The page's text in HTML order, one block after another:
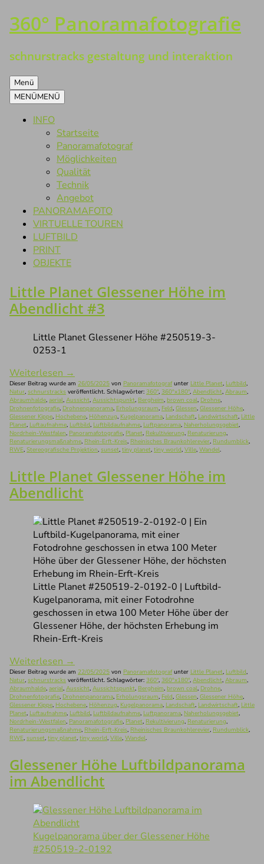
Zum
Inhalt
360° Panoramafotografie
schnurstracks gestaltung und interaktion
Menü
MENÜMENÜ
INFO
Startseite
Panoramafotograf
Möglichkeiten
Qualität
Technik
Angebot
PANORAMAFOTO
VIRTUELLE TOUREN
LUFTBILD
PRINT
OBJEKTE
Little Planet Glessener Höhe im
Abendlicht #3
Little Planet Glessener Höhe #250519-3-
0253-1
Weiterlesen →
Dieser Beitrag wurde am 26/05/2025 von Panoramafotografunter Little Planet, Luftbild,
Natur, schnurstracks veröffentlicht. Schlagwörter: 360°, 360°x180°, Abendlicht, Abraum,
Abraumhalde, aerial, Aussicht, Aussichtspunkt, Bergheim, brown coal, Drohne,
Drohnenfotografie, Drohnenpanorama, Erholungsraum, Feld, Glessen, Glessener Höhe,
Glessener Kippe, Hochebene, Höhenzug, Kugelpanorama, Landschaft, Landwirtschaft, Little
Planet, Luftaufnahme, Luftbild, Luftbildaufnahme, Luftpanorama, Naherholungsgebiet,
Nordrhein-Westfalen, Panoramafotografie, Planet, Rekultivierung, Renaturierung,
Renaturierungsmaßnahme, Rhein-Erft-Kreis, Rheinisches Braunkohlerevier, Rundumblick,
RWE, Stereografische Projektion, sunset, tiny planet, tiny world, Ville, Wandel.
Little Planet Glessener Höhe im
Abendlicht
Little Planet #250519-2-0192-0 | Luftbild-
Kugelpanorama, mit einer Fotodrohne
geschossen in etwa 100 Meter Höhe über der
Glessener Höhe, der höchsten Erhebung im
Rhein-Erft-Kreis
Weiterlesen →
Dieser Beitrag wurde am 22/05/2025 von Panoramafotografunter Little Planet, Luftbild,
Natur, schnurstracks veröffentlicht. Schlagwörter: 360°, 360°x180°, Abendlicht, Abraum,
Abraumhalde, aerial, Aussicht, Aussichtspunkt, Bergheim, brown coal, Drohne,
Drohnenfotografie, Drohnenpanorama, Erholungsraum, Feld, Glessen, Glessener Höhe,
Glessener Kippe, Hochebene, Höhenzug, Kugelpanorama, Landschaft, Landwirtschaft, Little
Planet, Luftaufnahme, Luftbild, Luftbildaufnahme, Luftpanorama, Naherholungsgebiet,
Nordrhein-Westfalen, Panoramafotografie, Planet, Rekultivierung, Renaturierung,
Renaturierungsmaßnahme, Rhein-Erft-Kreis, Rheinisches Braunkohlerevier, Rundumblick,
RWE, sunset, tiny planet, tiny world, Ville, Wandel.
Glessener Höhe Luftbildpanorama
im Abendlicht
Kugelpanorama über der Glessener Höhe
#250519-2-0192